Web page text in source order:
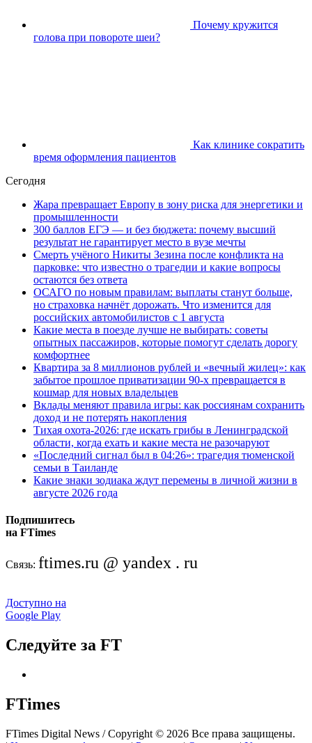
Почему кружится
голова при повороте шеи?
Как клинике сократить
время оформления пациентов
Сегодня
Жара превращает Европу в зону риска для энергетики и
промышленности
300 баллов ЕГЭ — и без бюджета: почему высший
результат не гарантирует место в вузе мечты
Смерть учёного Никиты Зезина после конфликта на
парковке: что известно о трагедии и какие вопросы
остаются без ответа
ОСАГО по новым правилам: выплаты станут больше,
но страховка начнёт дорожать. Что изменится для
российских автомобилистов с 1 августа
Какие места в поезде лучше не выбирать: советы
опытных пассажиров, которые помогут сделать дорогу
комфортнее
Квартира за 8 миллионов рублей и «вечный жилец»: как
забытое прошлое приватизации 90-х превращается в
кошмар для новых владельцев
Вклады меняют правила игры: как россиянам сохранить
доход и не потерять накопления
Тихая охота-2026: где искать грибы в Ленинградской
области, когда ехать и какие места не разочаруют
«Последний сигнал был в 04:26»: трагедия тюменской
семьи в Таиланде
Какие знаки зодиака ждут перемены в личной жизни в
августе 2026 года
Подпишитесь
на FTimes
Связь: ftimes.ru @ yandex . ru
Доступно на
Google Play
Следуйте за FT
FTimes
FTimes Digital News / Copyright © 2026 Все права защищены.